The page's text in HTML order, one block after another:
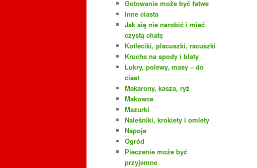
Gotowanie może być łatwe
Inne ciasta
Jak się nie narobić i mieć
czystą chatę
Kotleciki, placuszki, racuszki
Kruche na spody i blaty
Lukry, polewy, masy – do
ciast
Makarony, kasza, ryż
Makowce
Mazurki
Naleśniki, krokiety i omlety
Napoje
Ogród
Pieczenie może być
przyjemne